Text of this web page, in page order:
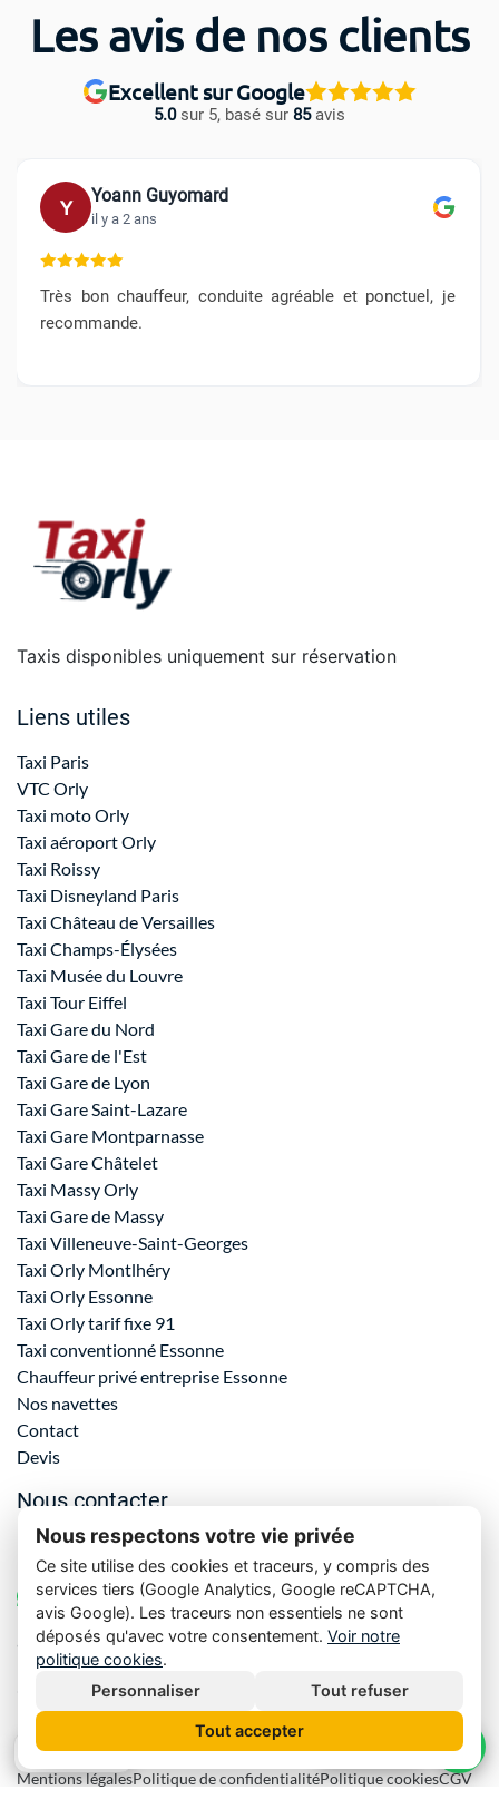
Les avis de nos clients
Excellent sur Google
5.0sur 5, basé sur 85avis
Y Yoann Guyomard
il y a 2 ans
Très bon chauffeur, conduite agréable et ponctuel, je
recommande.
Taxis disponibles uniquement sur réservation
Liens utiles
Taxi Paris
VTC Orly
Taxi moto Orly
Taxi aéroport Orly
Taxi Roissy
Taxi Disneyland Paris
Taxi Château de Versailles
Taxi Champs-Élysées
Taxi Musée du Louvre
Taxi Tour Eiffel
Taxi Gare du Nord
Taxi Gare de l'Est
Taxi Gare de Lyon
Taxi Gare Saint-Lazare
Taxi Gare Montparnasse
Taxi Gare Châtelet
Taxi Massy Orly
Taxi Gare de Massy
Taxi Villeneuve-Saint-Georges
Taxi Orly Montlhéry
Taxi Orly Essonne
Taxi Orly tarif fixe 91
Taxi conventionné Essonne
Chauffeur privé entreprise Essonne
Nos navettes
Contact
Devis
Nous contacter
06 61 69 72 23
WhatsApp
orly.resa.taxi@gmail.com
4 chemin de la Justice, 91310 Montlhéry
Mentions légalesPolitique de confidentialitéPolitique cookiesCGV
Nos tarifs
Nous respectons votre vie privée
Ce site utilise des cookies et traceurs, y compris des
services tiers (Google Analytics, Google reCAPTCHA,
avis Google). Les traceurs non essentiels ne sont
déposés qu'avec votre consentement. Voir notre
politique cookies.
Personnaliser
Tout refuser
Tout accepter